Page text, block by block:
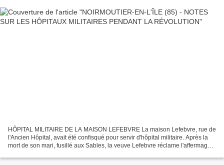
HÔPITAL MILITAIRE DE LA MAISON LEFEBVRE La maison Lefebvre, rue de
l'Ancien Hôpital, avait été confisqué pour servir d'hôpital militaire. Après la
mort de son mari, fusillé aux Sables, la veuve Lefebvre réclame l'affermage